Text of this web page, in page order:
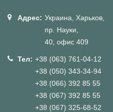
Адрес: Украина, Харьков,
пр. Науки,
40, офис 409
Тел: +38 (063) 761-04-12
+38 (050) 343-34-94
+38 (066) 392 85 55
+38 (067) 392 85 55
+38 (067) 325-68-52